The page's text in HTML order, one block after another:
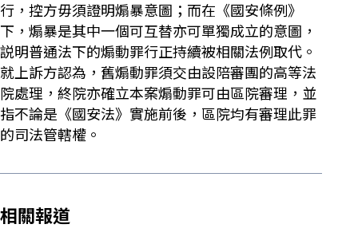
行，控方毋須證明煽暴意圖；而在《國安條例》
下，煽暴是其中一個可互替亦可單獨成立的意圖，
説明普通法下的煽動罪行正持續被相關法例取代。
就上訴方認為，舊煽動罪須交由設陪審團的高等法
院處理，終院亦確立本案煽動罪可由區院審理，並
指不論是《國安法》實施前後，區院均有審理此罪
的司法管轄權。
相關報道